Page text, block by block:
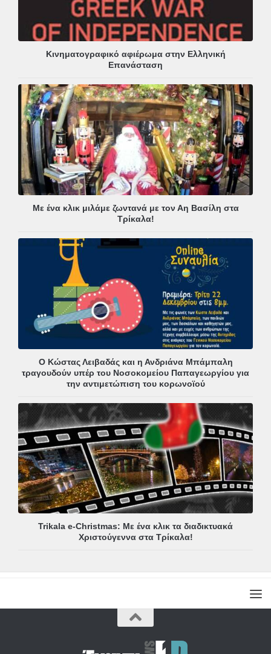
Κινηματογραφικό αφιέρωμα στην Ελληνική
Επανάσταση
Με ένα κλικ μιλάμε ζωντανά με τον Αη Βασίλη στα
Τρίκαλα!
Ο Κώστας Λειβαδάς και η Ανδριάνα Μπάμπαλη
τραγουδούν υπέρ του Νοσοκομείου Παπαγεωργίου για
την αντιμετώπιση του κορωνοϊού
Trikala e-Christmas: Με ένα κλικ τα διαδικτυακά
Χριστούγεννα στα Τρίκαλα!